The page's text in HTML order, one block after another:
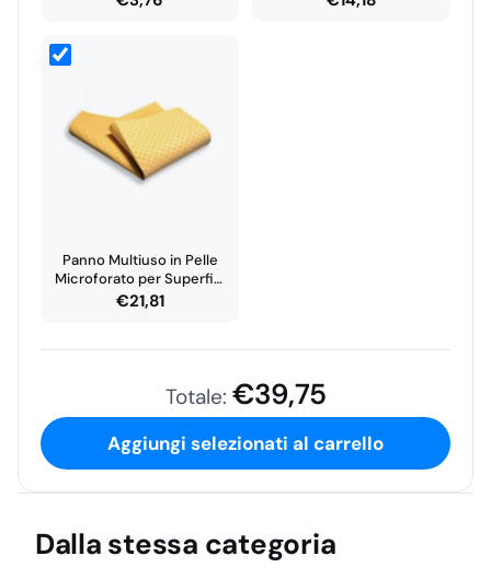
Panno Multiuso in Pelle
Microforato per Superfici
Lucide…
€21,81
Totale: €39,75
Aggiungi selezionati al carrello
Dalla stessa categoria